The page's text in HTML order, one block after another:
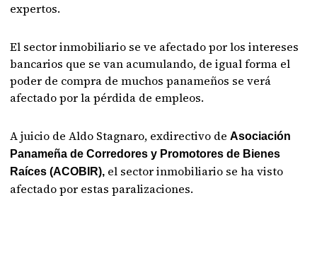
expertos.
El sector inmobiliario se ve afectado por los intereses
bancarios que se van acumulando, de igual forma el
poder de compra de muchos panameños se verá
afectado por la pérdida de empleos.
A juicio de Aldo Stagnaro, exdirectivo deAsociación
Panameña de Corredores y Promotores de Bienes
Raíces (ACOBIR), el sector inmobiliario se ha visto
afectado por estas paralizaciones.